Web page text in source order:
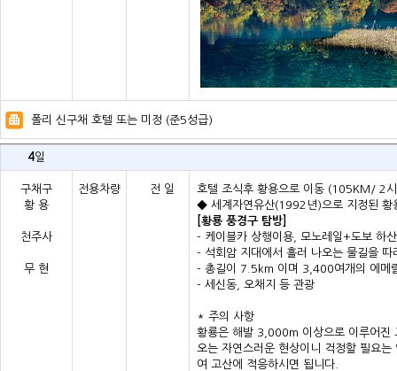
폴리 신구채 호텔 또는 미정 (준5성급)
4일
구채구
황 용
천주사
무 현
전용차량 전 일
호텔 조식후 황용으로 이동 (105KM/ 2
◆ 세계자연유산(1992년)으로 지정된 황
[황룡 풍경구 탐방]
- 케이블카 상행이용, 모노레일+도보 하산
- 석회암 지대에서 흘러 나오는 물길을
- 총길이 7.5km 이며 3,400여개의 에메
- 세신동, 오채지 등 관광
* 주의 사항
황룡은 해발 3,000m 이상으로 이루어진
오는 자연스러운 현상이니 걱정할 필요
여 고산에 적응하시면 됩니다.